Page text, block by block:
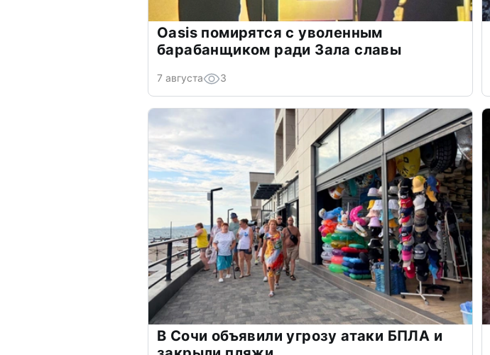
Oasis помирятся с уволенным
барабанщиком ради Зала славы
7 августа 3
В Сочи объявили угрозу атаки БПЛА и